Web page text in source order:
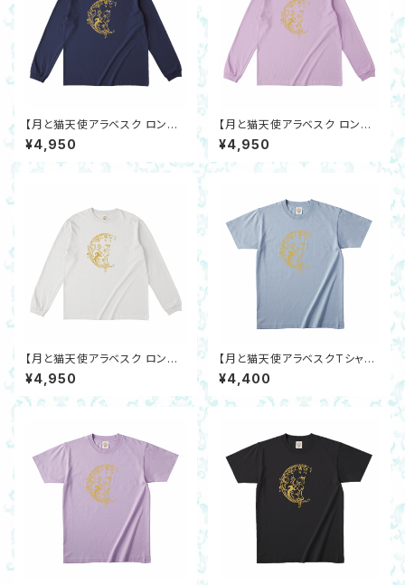
【月と猫天使アラベスク ロング
スリーブTシャツ】オーガニック
コットン ネイビーS～XXL 三日
月エンジェルキャット
¥4,950
【月と猫天使アラベスク ロング
スリーブTシャツ】オーガニック
コットン ライトパープルS～XXL
三日月エンジェルキャット エン
¥4,950
【月と猫天使アラベスク ロング
スリーブTシャツ】オーガニック
コットン ナチュラルS～XXL 三
日月エンジェルキャット
¥4,950
【月と猫天使アラベスクTシャ
ツ】オーガニックコットン アシッ
ドブルーS～XXL 三日月エンジ
ェルキャット
¥4,400